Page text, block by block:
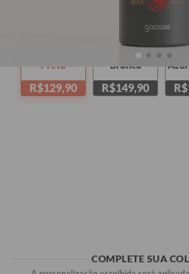
Preta
R$129,90
Branca
R$149,90
COMPLETE SUA